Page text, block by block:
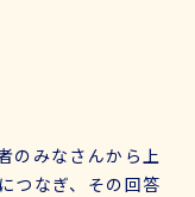
のみなさんから上
つなぎ、その回答